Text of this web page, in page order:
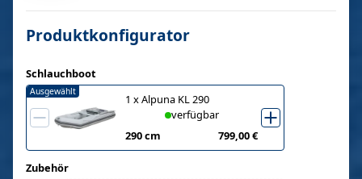
Produktkonfigurator
Schlauchboot
1 xAlpuna KL 290
verfügbar
290 cm
799,00 €
Ausgewählt
Zubehör